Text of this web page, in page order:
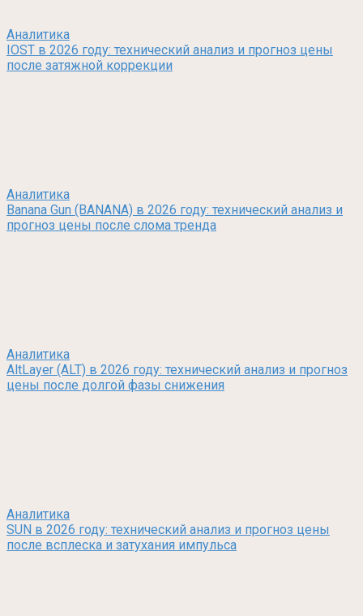
Аналитика
IOST в 2026 году: технический анализ и прогноз цены
после затяжной коррекции
Аналитика
Banana Gun (BANANA) в 2026 году: технический анализ и
прогноз цены после слома тренда
Аналитика
AltLayer (ALT) в 2026 году: технический анализ и прогноз
цены после долгой фазы снижения
Аналитика
SUN в 2026 году: технический анализ и прогноз цены
после всплеска и затухания импульса